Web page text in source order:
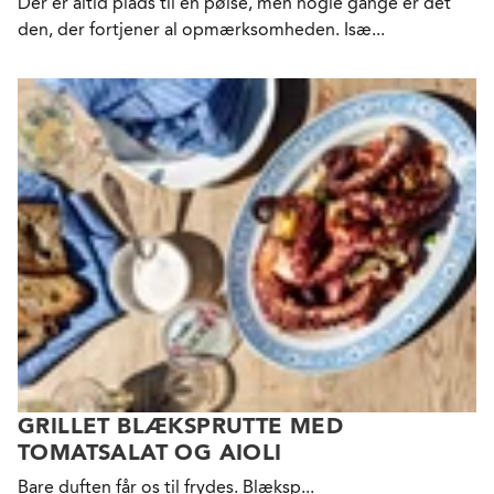
den, der fortjener al opmærksomheden. Isæ...
GRILLET BLÆKSPRUTTE MED
TOMATSALAT OG AIOLI
Bare duften får os til frydes. Blæksp...